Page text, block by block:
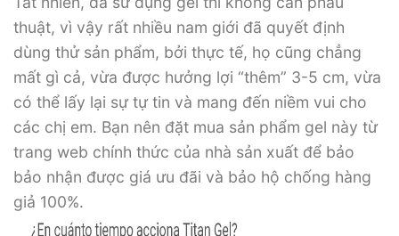
thuật, vì vậy rất nhiều nam giới đã quyết định
dùng thử sản phẩm, bởi thực tế, họ cũng chẳng
mất gì cả, vừa được hưởng lợi “thêm” 3-5 cm, vừa
có thể lấy lại sự tự tin và mang đến niềm vui cho
các chị em. Bạn nên đặt mua sản phẩm gel này từ
trang web chính thức của nhà sản xuất để bảo
bảo nhận được giá ưu đãi và bảo hộ chống hàng
giả 100%.